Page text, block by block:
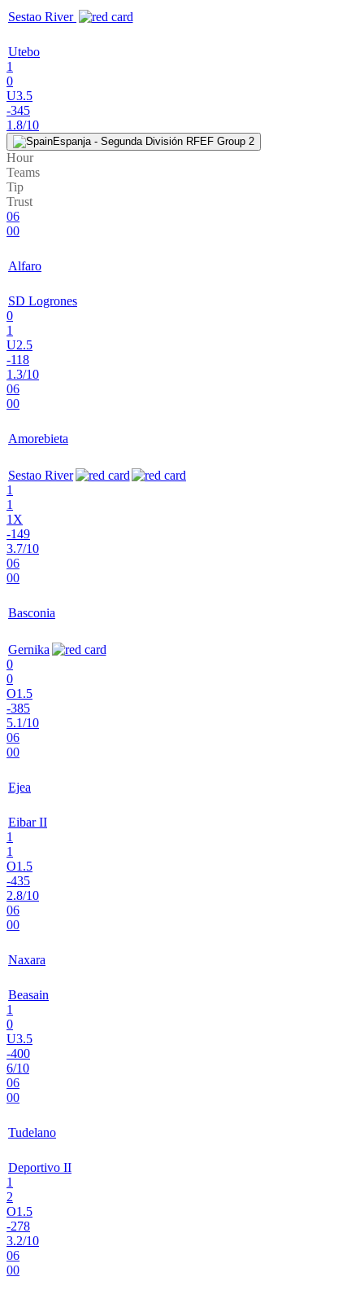
Sestao River
Utebo
1
0
U3.5
-345
1.8/10
Espanja - Segunda División RFEF Group 2
Hour
Teams
Tip
Trust
06
00
Alfaro
SD Logrones
0
1
U2.5
-118
1.3/10
06
00
Amorebieta
Sestao River
1
1
1X
-149
3.7/10
06
00
Basconia
Gernika
0
0
O1.5
-385
5.1/10
06
00
Ejea
Eibar II
1
1
O1.5
-435
2.8/10
06
00
Naxara
Beasain
1
0
U3.5
-400
6/10
06
00
Tudelano
Deportivo II
1
2
O1.5
-278
3.2/10
06
00